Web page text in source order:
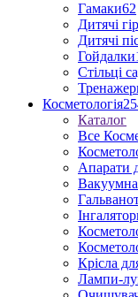
Гамаки62
Дитячі
Дитячі
Гойдалки
Стільці
Косметологія
Каталог
Все
Апарати
Вакуумна
Крісла
Лампи-